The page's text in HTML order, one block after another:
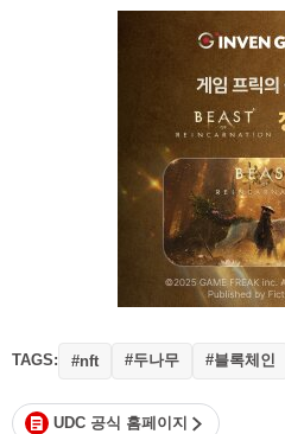
TAGS: #nft #두나무 #블록체인
UDC 공식 홈페이지